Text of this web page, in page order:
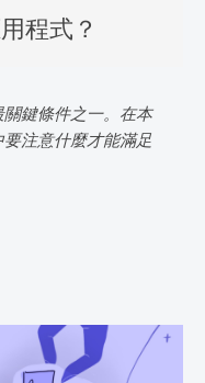
程式？
關鍵條件之一。在本
注意什麼才能滿足